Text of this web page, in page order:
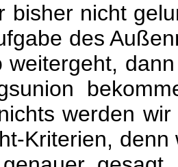
bisher nicht
des
weitergeht,
werden
Kriterien,